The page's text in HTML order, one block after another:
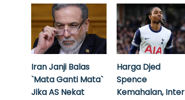
Iran Janji Balas
`Mata Ganti Mata`
Jika AS Nekat
Harga Djed
Spence
Kemahalan, Inter